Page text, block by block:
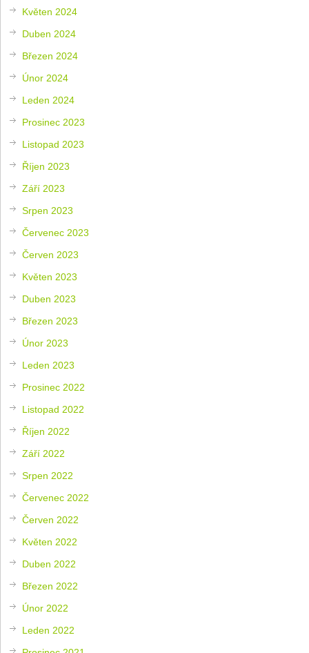
Květen 2024
Duben 2024
Březen 2024
Únor 2024
Leden 2024
Prosinec 2023
Listopad 2023
Říjen 2023
Září 2023
Srpen 2023
Červenec 2023
Červen 2023
Květen 2023
Duben 2023
Březen 2023
Únor 2023
Leden 2023
Prosinec 2022
Listopad 2022
Říjen 2022
Září 2022
Srpen 2022
Červenec 2022
Červen 2022
Květen 2022
Duben 2022
Březen 2022
Únor 2022
Leden 2022